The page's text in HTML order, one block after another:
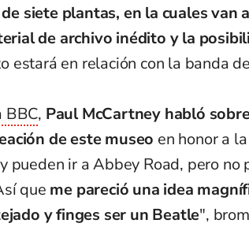
siete plantas, en la cuales van
de archivo inédito y la
estará en relación con la banda
BBC, Paul McCartney habló
de este museo en honor a
pueden ir a Abbey Road, pero no
que me pareció una idea
y finges ser un Beatle",